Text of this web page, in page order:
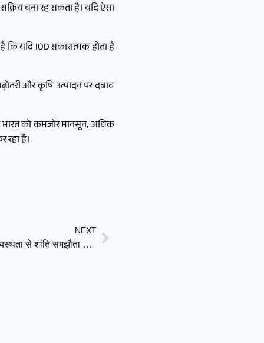
बना रह सकता है। यदि ऐसा
कि यदि IOD सकारात्मक होता है
और कृषि उत्पादन पर दबाव
भारत को कमजोर मानसून, अधिक
रहा है।
NEXT
क्या खत्म होने जा रहा है अमेरिका-ईरान युद्ध? पाकिस्तान की मध्यस्थता से शांति समझौता करीब, ट्रंप और अरागची के संकेत